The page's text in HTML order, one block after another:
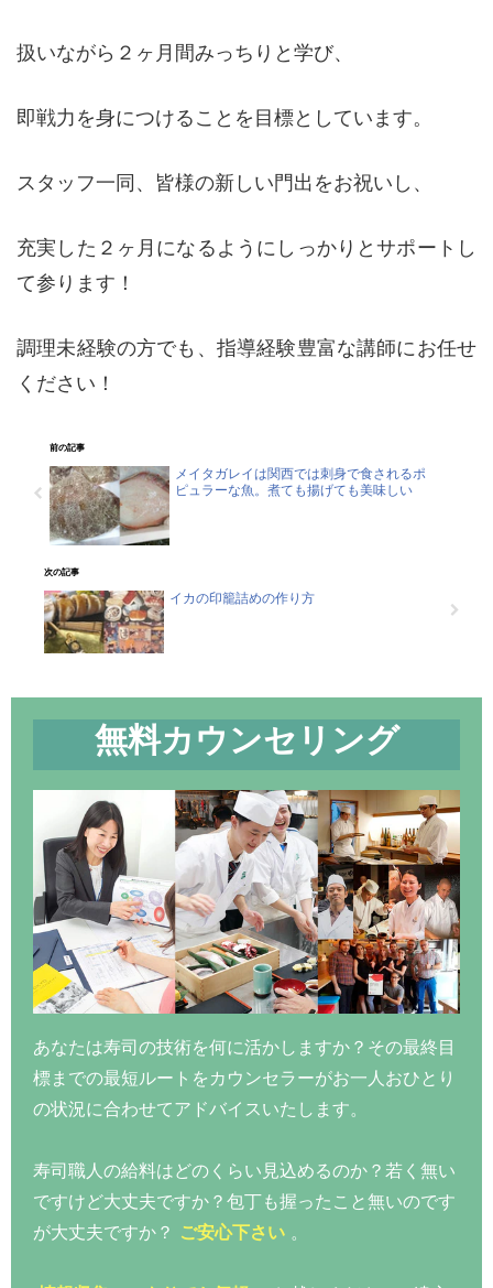
扱いながら２ヶ月間みっちりと学び、
即戦力を身につけることを目標としています。
スタッフ一同、皆様の新しい門出をお祝いし、
充実した２ヶ月になるようにしっかりとサポートし
て参ります！
調理未経験の方でも、指導経験豊富な講師にお任せ
ください！
前の記事
メイタガレイは関西では刺身で食されるポ
ピュラーな魚。煮ても揚げても美味しい
次の記事
イカの印籠詰めの作り方
無料カウンセリング
あなたは寿司の技術を何に活かしますか？その最終目
標までの最短ルートをカウンセラーがお一人おひとり
の状況に合わせてアドバイスいたします。
寿司職人の給料はどのくらい見込めるのか？若く無い
ですけど大丈夫ですか？包丁も握ったこと無いのです
が大丈夫ですか？
ご安心下さい 。